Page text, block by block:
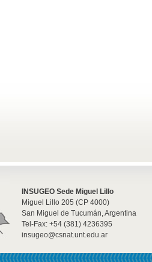
INSUGEO Sede Miguel Lillo
Miguel Lillo 205 (CP 4000)
San Miguel de Tucumán, Argentina
Tel-Fax: +54 (381) 4236395
insugeo@csnat.unt.edu.ar